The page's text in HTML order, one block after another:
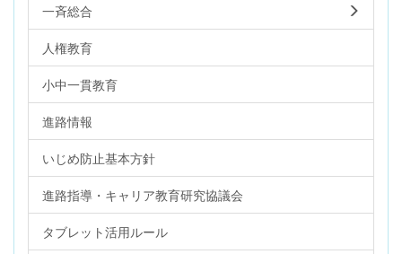
一斉総合
人権教育
小中一貫教育
進路情報
いじめ防止基本方針
進路指導・キャリア教育研究協議会
タブレット活用ルール